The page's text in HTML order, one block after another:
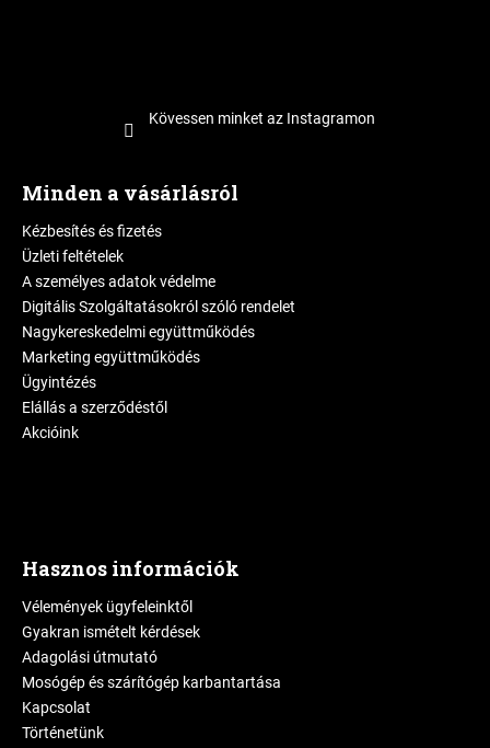
Kövessen minket az Instagramon
Minden a vásárlásról
Kézbesítés és fizetés
Üzleti feltételek
A személyes adatok védelme
Digitális Szolgáltatásokról szóló rendelet
Nagykereskedelmi együttműködés
Marketing együttműködés
Ügyintézés
Elállás a szerződéstől
Akcióink
Hasznos információk
Vélemények ügyfeleinktől
Gyakran ismételt kérdések
Adagolási útmutató
Mosógép és szárítógép karbantartása
Kapcsolat
Történetünk